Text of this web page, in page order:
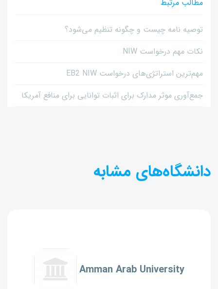
مطالب مرتبط
توصیه نامه چیست و چگونه تنظیم می‌شود؟
نکات مهم درخواست NIW
مهم‌ترین استراتژی‌های درخواست EB2 NIW
جمع‌آوری موثر مدارک برای اثبات توانایی برای منافع آمریکا
دانشگاه‌های مشابه
Amman Arab University